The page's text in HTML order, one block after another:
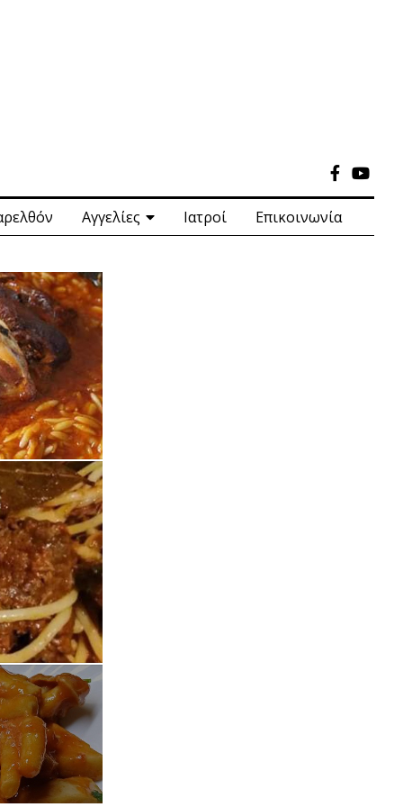
Αγγελίες Ιατροί Επικοινωνία